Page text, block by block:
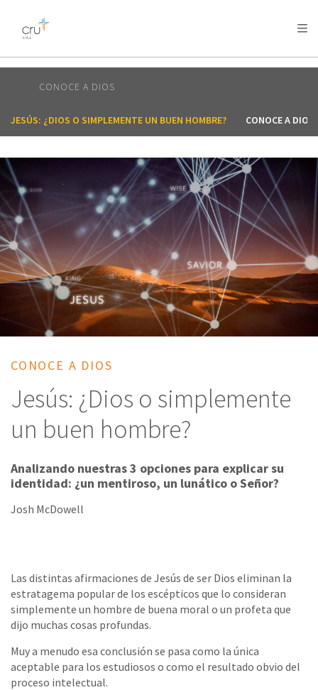
AFRICA
AMERICA / CARIBBEAN
OCEANIA
CONOCE A DIOS
JESÚS: ¿DIOS O SIMPLEMENTE UN BUEN HOMBRE? CONOCE A
CONOCE A DIOS
Jesús: ¿Dios o simplemente
un buen hombre?
Analizando nuestras 3 opciones para explicar su
identidad: ¿un mentiroso, un lunático o Señor?
Josh McDowell
Las distintas afirmaciones de Jesús de ser Dios eliminan la
estratagema popular de los escépticos que lo consideran
simplemente un hombre de buena moral o un profeta que
dijo muchas cosas profundas.
Muy a menudo esa conclusión se pasa como la única
aceptable para los estudiosos o como el resultado obvio del
proceso intelectual.